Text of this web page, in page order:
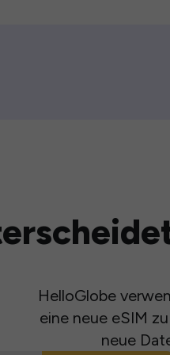
HelloGlobe
eine neue eSIM
neue